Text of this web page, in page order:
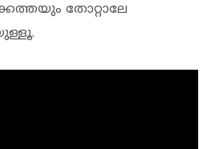
തോറ്റാലേ